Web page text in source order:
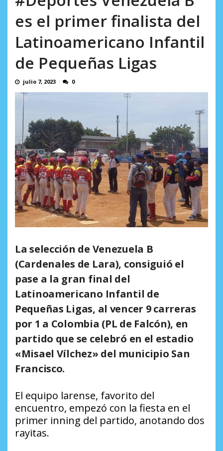
es el primer finalista del
Latinoamericano Infantil
de Pequeñas Ligas
julio 7, 2023 0
La selección de Venezuela B
(Cardenales de Lara), consiguió el
pase a la gran final del
Latinoamericano Infantil de
Pequeñas Ligas, al vencer 9 carreras
por 1 a Colombia (PL de Falcón), en
partido que se celebró en el estadio
«Misael Vílchez» del municipio San
Francisco.
El equipo larense, favorito del
encuentro, empezó con la fiesta en el
primer inning del partido, anotando dos
rayitas.